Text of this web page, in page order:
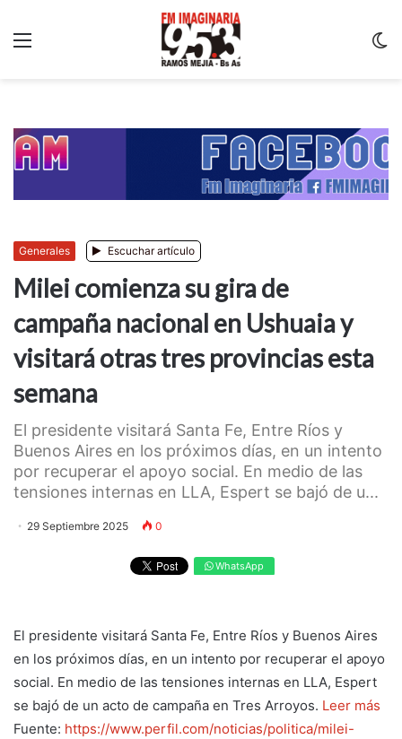
Generales Escuchar artículo
Milei comienza su gira de
campaña nacional en Ushuaia y
visitará otras tres provincias esta
semana
El presidente visitará Santa Fe, Entre Ríos y
Buenos Aires en los próximos días, en un intento
por recuperar el apoyo social. En medio de las
tensiones internas en LLA, Espert se bajó de u...
29 Septiembre 2025 0
WhatsApp
El presidente visitará Santa Fe, Entre Ríos y Buenos Aires
en los próximos días, en un intento por recuperar el apoyo
social. En medio de las tensiones internas en LLA, Espert
se bajó de un acto de campaña en Tres Arroyos. Leer más
Fuente: https://www.perfil.com/noticias/politica/milei-